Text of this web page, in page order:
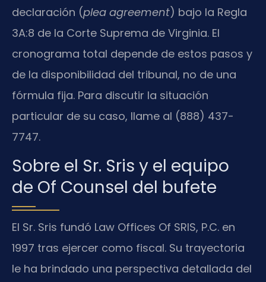
declaración (plea agreement) bajo la Regla
3A:8 de la Corte Suprema de Virginia. El
cronograma total depende de estos pasos y
de la disponibilidad del tribunal, no de una
fórmula fija. Para discutir la situación
particular de su caso, llame al (888) 437-
7747.
Sobre el Sr. Sris y el equipo
de Of Counsel del bufete
El Sr. Sris fundó Law Offices Of SRIS, P.C. en
1997 tras ejercer como fiscal. Su trayectoria
le ha brindado una perspectiva detallada del